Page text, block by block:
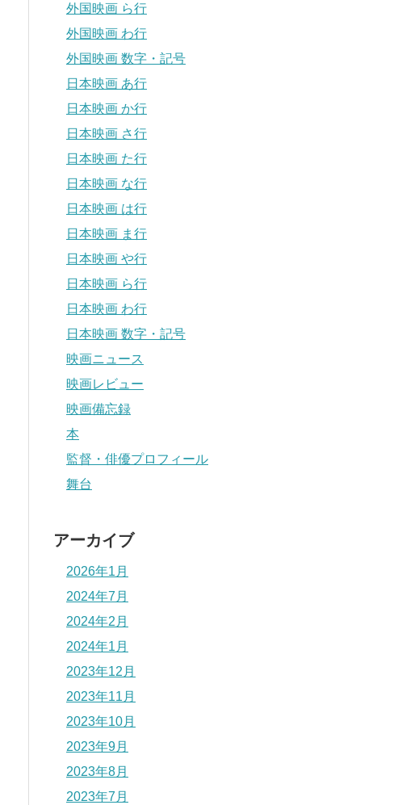
外国映画 ら行
外国映画 わ行
外国映画 数字・記号
日本映画 あ行
日本映画 か行
日本映画 さ行
日本映画 た行
日本映画 な行
日本映画 は行
日本映画 ま行
日本映画 や行
日本映画 ら行
日本映画 わ行
日本映画 数字・記号
映画ニュース
映画レビュー
映画備忘録
本
監督・俳優プロフィール
舞台
アーカイブ
2026年1月
2024年7月
2024年2月
2024年1月
2023年12月
2023年11月
2023年10月
2023年9月
2023年8月
2023年7月